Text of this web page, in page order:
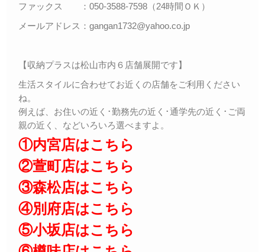
ファックス ：050-3588-7598（24時間ＯＫ）
メールアドレス：gangan1732@yahoo.co.jp
【収納プラスは松山市内６店舗展開です】
生活スタイルに合わせてお近くの店舗をご利用ください
ね。
例えば、お住いの近く･勤務先の近く･通学先の近く･ご両
親の近く、などいろいろ選べますよ。
①内宮店はこちら
②萱町店はこちら
③森松店はこちら
④別府店はこちら
⑤小坂店はこちら